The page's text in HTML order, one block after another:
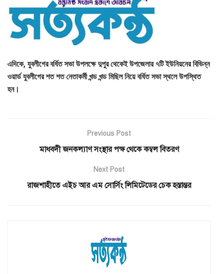
এদিকে, যুবলীগের বর্ধিত সভা উপলক্ষে দুপুর থেকেই উপজেলার ৭টি ইউনিয়নের বিভিন্ন
ওয়ার্ড যুবলীগের শত শত নেতাকর্মী খন্ড খন্ড মিছিল নিয়ে বর্ধিত সভা স্থলে উপস্থিত
হন।
Previous Post
মাধবদী জনকল্যাণ সংস্থার পক্ষ থেকে কম্বল বিতরণ
Next Post
রাজশাহীতে এইচ আর এম সোর্সিং লিমিটেডের চেক হস্তান্তর